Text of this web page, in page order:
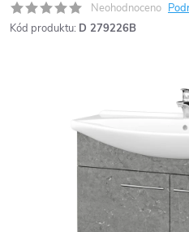
Neohodnoceno
Kód produktu: D 279226B